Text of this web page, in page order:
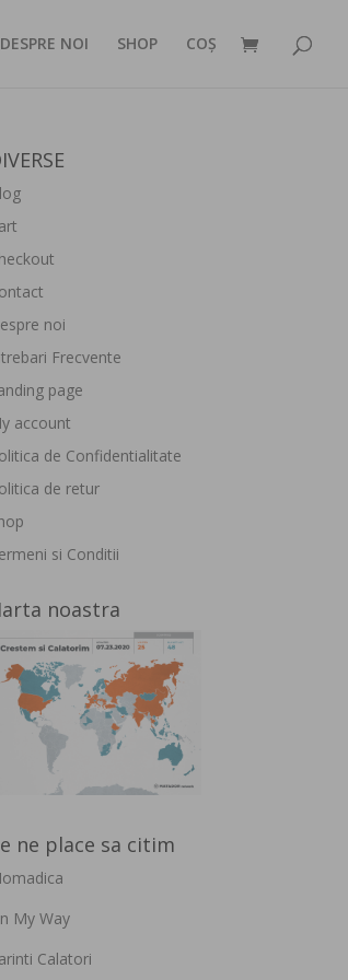
DESPRE NOI SHOP COȘ
noi
Frecvente
page
account
de Confidentialitate
de retur
si Conditii
noastra
ne place sa citim
My Way
Calatori